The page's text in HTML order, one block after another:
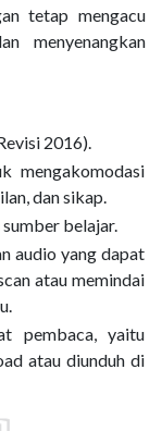
tetap mengacu
menyenangkan
2016).
mengakomodasi
dan sikap.
belajar.
audio yang dapat
atau memindai
pembaca, yaitu
atau diunduh di